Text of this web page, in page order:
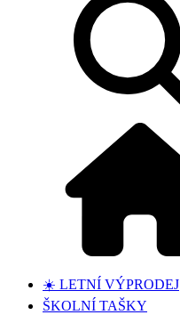
☀️ LETNÍ VÝPRODEJ
ŠKOLNÍ TAŠKY